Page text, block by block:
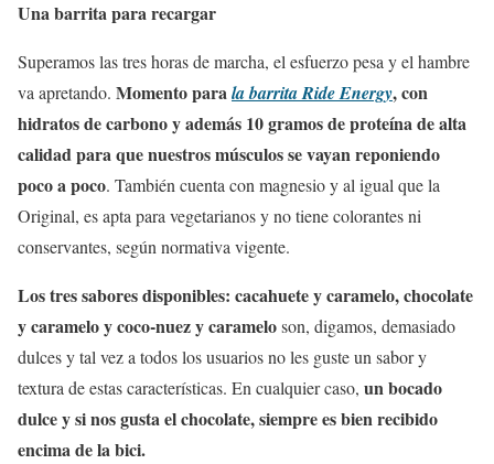
Una barrita para recargar
Superamos las tres horas de marcha, el esfuerzo pesa y el hambre
va apretando. Momento parala barrita Ride Energy, con
hidratos de carbono y además 10 gramos de proteína de alta
calidad para que nuestros músculos se vayan reponiendo
poco a poco. También cuenta con magnesio y al igual que la
Original, es apta para vegetarianos y no tiene colorantes ni
conservantes, según normativa vigente.
Los tres sabores disponibles: cacahuete y caramelo, chocolate
y caramelo y coco-nuez y carameloson, digamos, demasiado
dulces y tal vez a todos los usuarios no les guste un sabor y
textura de estas características. En cualquier caso, un bocado
dulce y si nos gusta el chocolate, siempre es bien recibido
encima de la bici.